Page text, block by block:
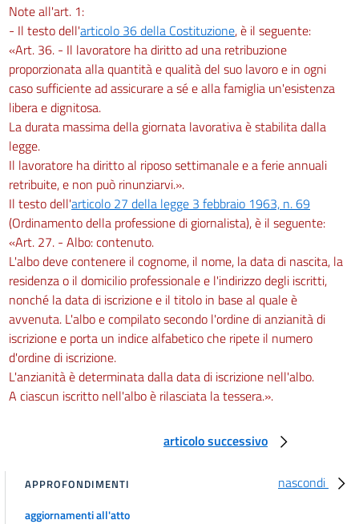
Note all'art. 1:
- Il testo dell'articolo 36 della Costituzione, è il seguente:
«Art. 36. - Il lavoratore ha diritto ad una retribuzione
proporzionata alla quantità e qualità del suo lavoro e in ogni
caso sufficiente ad assicurare a sé e alla famiglia un'esistenza
libera e dignitosa.
La durata massima della giornata lavorativa è stabilita dalla
legge.
Il lavoratore ha diritto al riposo settimanale e a ferie annuali
retribuite, e non può rinunziarvi.».
Il testo dell'articolo 27 della legge 3 febbraio 1963, n. 69
(Ordinamento della professione di giornalista), è il seguente:
«Art. 27. - Albo: contenuto.
L'albo deve contenere il cognome, il nome, la data di nascita, la
residenza o il domicilio professionale e l'indirizzo degli iscritti,
nonché la data di iscrizione e il titolo in base al quale è
avvenuta. L'albo e compilato secondo l'ordine di anzianità di
iscrizione e porta un indice alfabetico che ripete il numero
d'ordine di iscrizione.
L'anzianità è determinata dalla data di iscrizione nell'albo.
A ciascun iscritto nell'albo è rilasciata la tessera.».
articolo successivo
nascondi
APPROFONDIMENTI
aggiornamenti all'atto